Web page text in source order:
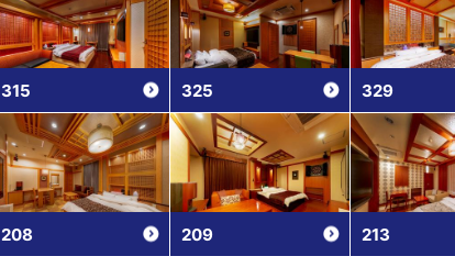
315 325 329
208 209 213